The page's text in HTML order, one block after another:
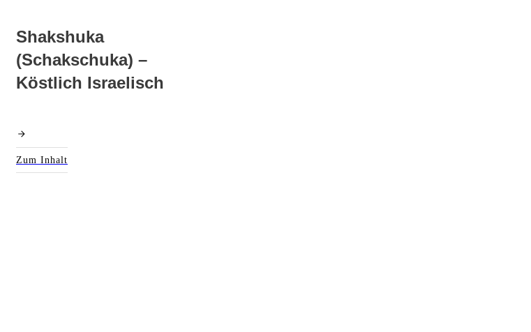
Shakshuka
(Schakschuka) –
Köstlich Israelisch
Zum Inhalt